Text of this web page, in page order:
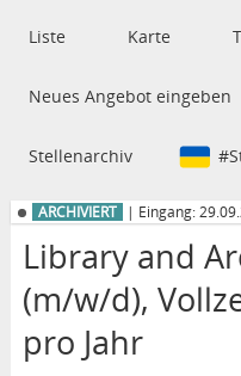
Liste Karte
Neues Angebot eingeben
Stellenarchiv
ARCHIVIERT | Eingang:
Library and
(m/w/d),
pro Jahr